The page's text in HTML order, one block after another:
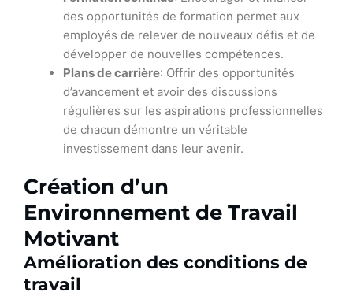
des opportunités de formation permet aux
employés de relever de nouveaux défis et de
développer de nouvelles compétences.
Plans de carrière: Offrir des opportunités
d’avancement et avoir des discussions
régulières sur les aspirations professionnelles
de chacun démontre un véritable
investissement dans leur avenir.
Création d’un
Environnement de Travail
Motivant
Amélioration des conditions de
travail